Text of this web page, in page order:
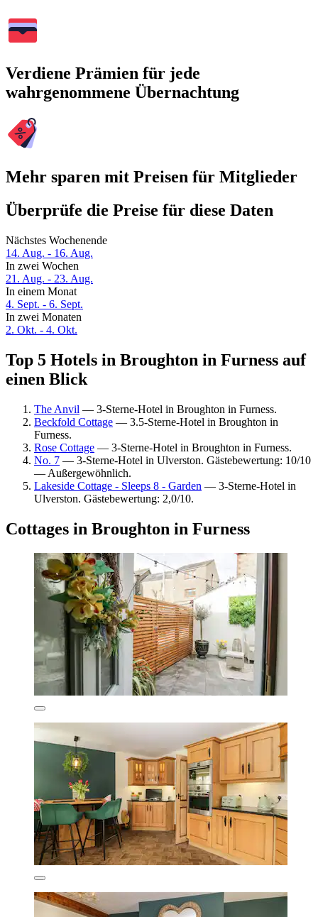
Verdiene Prämien für jede
wahrgenommene Übernachtung
Mehr sparen mit Preisen für Mitglieder
Überprüfe die Preise für diese Daten
Nächstes Wochenende
14. Aug. - 16. Aug.
In zwei Wochen
21. Aug. - 23. Aug.
In einem Monat
4. Sept. - 6. Sept.
In zwei Monaten
2. Okt. - 4. Okt.
Top 5 Hotels in Broughton in Furness auf
einen Blick
The Anvil — 3-Sterne-Hotel in Broughton in Furness.
Beckfold Cottage — 3.5-Sterne-Hotel in Broughton in
Furness.
Rose Cottage — 3-Sterne-Hotel in Broughton in Furness.
No. 7 — 3-Sterne-Hotel in Ulverston. Gästebewertung: 10/10
— Außergewöhnlich.
Lakeside Cottage - Sleeps 8 - Garden — 3-Sterne-Hotel in
Ulverston. Gästebewertung: 2,0/10.
Cottages in Broughton in Furness